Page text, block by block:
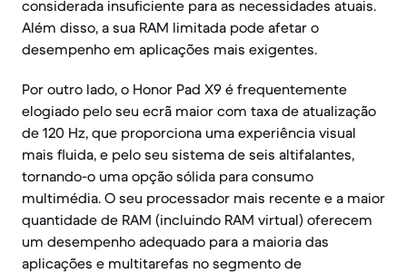
considerada insuficiente para as necessidades atuais.
Além disso, a sua RAM limitada pode afetar o
desempenho em aplicações mais exigentes.
Por outro lado, o Honor Pad X9 é frequentemente
elogiado pelo seu ecrã maior com taxa de atualização
de 120 Hz, que proporciona uma experiência visual
mais fluida, e pelo seu sistema de seis altifalantes,
tornando-o uma opção sólida para consumo
multimédia. O seu processador mais recente e a maior
quantidade de RAM (incluindo RAM virtual) oferecem
um desempenho adequado para a maioria das
aplicações e multitarefas no segmento de